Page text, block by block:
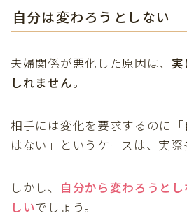
自分は変わろうとしない
夫婦関係が悪化した原因は、
しれません。
相手には変化を要求するのに
はない」というケースは、実際
しかし、 自分から変わろうとし
しいでしょう。